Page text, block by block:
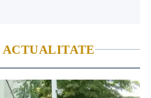
ACTUALITATE